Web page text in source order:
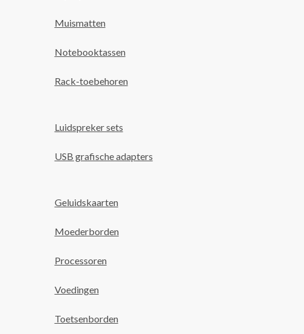
Muismatten
Notebooktassen
Rack-toebehoren
Luidspreker sets
USB grafische adapters
Geluidskaarten
Moederborden
Processoren
Voedingen
Toetsenborden